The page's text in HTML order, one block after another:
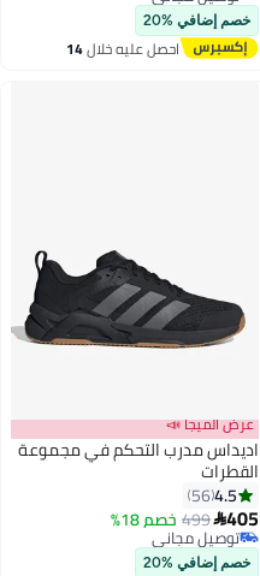
توصيل مجاني
خصم إضافي %20
احصل عليه خلال14
عرض الميجا 📣
اديداس مدرب التحكم في مجموعة
القطرات
4.5
56
405
499 خصم 18%
توصيل مجاني
توصيل مجاني
خصم إضافي %20